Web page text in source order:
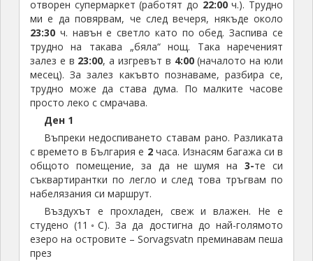
отворен супермаркет (работят до 22:00ч.). Трудно
ми е да повярвам, че след вечеря, някъде около
23:30ч. навън е светло като по обед. Заспива се
трудно на такава „бяла“ нощ. Така нареченият
залез е в 23:00, а изгревът в 4:00(началото на юли
месец). За залез какъвто познаваме, разбира се,
трудно може да става дума. По малките часове
просто леко с смрачава.
Ден 1
Въпреки недоспиването ставам рано. Разликата
с времето в България е 2часа. Изнасям багажа си в
общото помещение, за да не шумя на3-те си
съквартирантки по легло и след това тръгвам по
набелязания си маршрут.
Въздухът е прохладен, свеж и влажен. Не е
студено (11◦C). За да достигна до най-голямото
езеро на островите – Sorvagsvatn преминавам пеша
през